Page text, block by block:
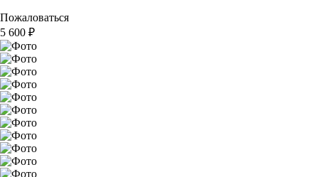
Пожаловаться
5 600 ₽